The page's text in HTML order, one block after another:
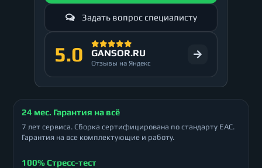
Задать вопрос специалисту
5.0 GANSOR.RU
Отзывы на Яндекс
24 мес. Гарантия на всё
7 лет сервиса. Сборка сертифицирована по стандарту ЕАС.
Гарантия на все комплектующие и работу.
100% Стресс-тест